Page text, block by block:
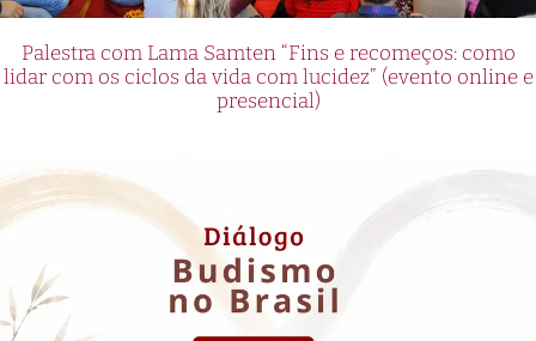
Palestra com Lama Samten “Fins e recomeços: como
lidar com os ciclos da vida com lucidez” (evento online e
presencial)